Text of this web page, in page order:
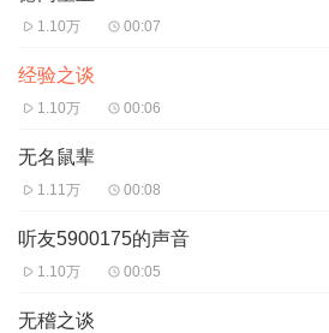
1.10万 00:07
经验之谈
1.10万 00:06
无名鼠辈
1.11万 00:08
听友5900175的声音
1.10万 00:05
无稽之谈